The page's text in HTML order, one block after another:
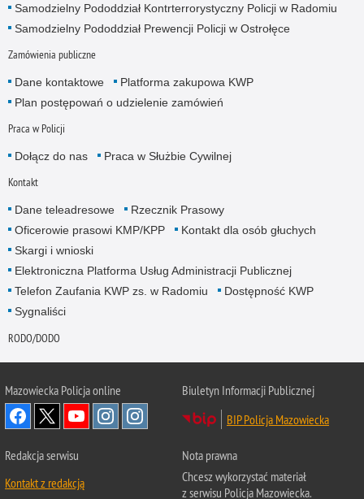
Samodzielny Pododdział Kontrterrorystyczny Policji w Radomiu
Samodzielny Pododdział Prewencji Policji w Ostrołęce
Zamówienia publiczne
Dane kontaktowe
Platforma zakupowa KWP
Plan postępowań o udzielenie zamówień
Praca w Policji
Dołącz do nas Praca w Służbie Cywilnej
Kontakt
Dane teleadresowe
Rzecznik Prasowy
Oficerowie prasowi KMP/KPP
Kontakt dla osób głuchych
Skargi i wnioski
Elektroniczna Platforma Usług Administracji Publicznej
Telefon Zaufania KWP zs. w Radomiu
Dostępność KWP
Sygnaliści
RODO/DODO
Mazowiecka Policja online
Biuletyn Informacji Publicznej
BIP Policja Mazowiecka
Redakcja serwisu
Kontakt z redakcją
Nota prawna
Chcesz wykorzystać materiał
z serwisu Policja Mazowiecka.